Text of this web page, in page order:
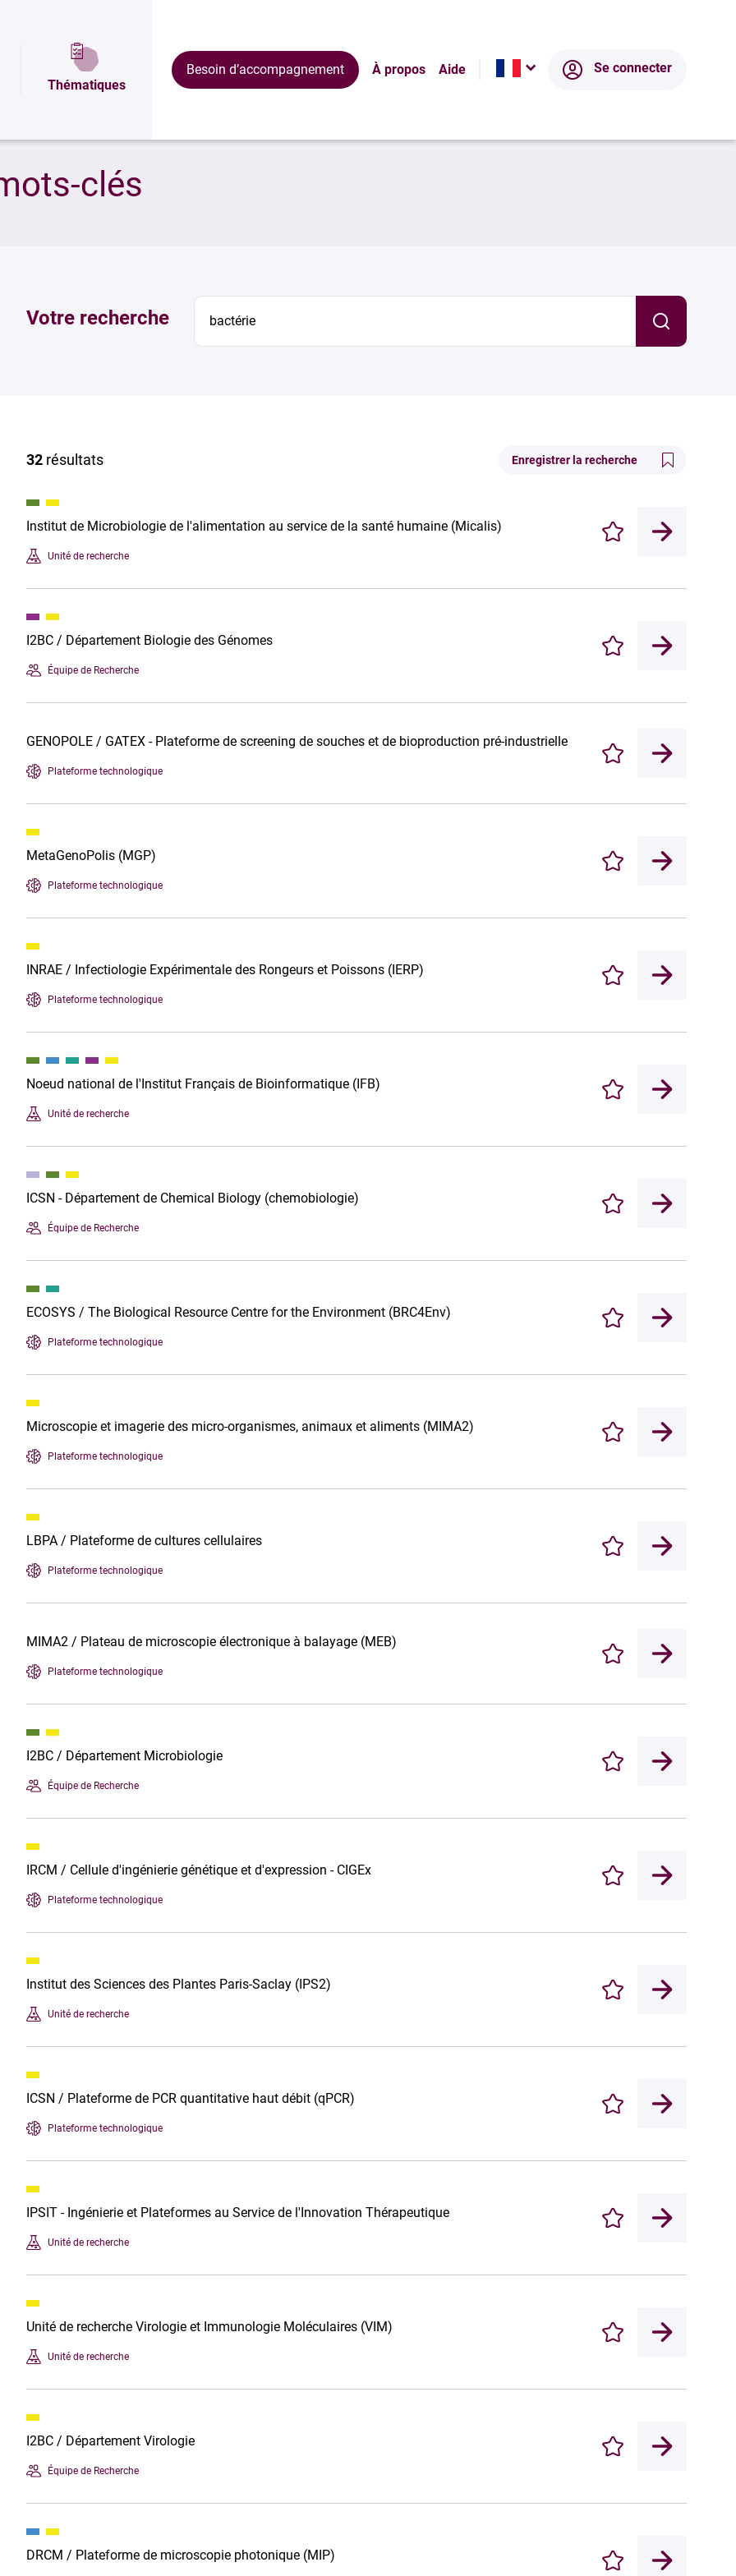
Thématiques
Besoin d’accompagnement À propos Aide Se connecter
clés
Votre recherche
32 résultats Enregistrer la recherche
Institut de Microbiologie de l'alimentation au service de la santé humaine (Micalis)
Unité de recherche
Enregistrer
I2BC / Département Biologie des Génomes
Équipe de Recherche
Enregistrer
GENOPOLE / GATEX - Plateforme de screening de souches et de bioproduction pré-industrielle
Plateforme technologique
Enregistrer
MetaGenoPolis (MGP)
Plateforme technologique
Enregistrer
INRAE / Infectiologie Expérimentale des Rongeurs et Poissons (IERP)
Plateforme technologique
Enregistrer
Noeud national de l'Institut Français de Bioinformatique (IFB)
Unité de recherche
Enregistrer
ICSN - Département de Chemical Biology (chemobiologie)
Équipe de Recherche
Enregistrer
ECOSYS / The Biological Resource Centre for the Environment (BRC4Env)
Plateforme technologique
Enregistrer
Microscopie et imagerie des micro-organismes, animaux et aliments (MIMA2)
Plateforme technologique
Enregistrer
LBPA / Plateforme de cultures cellulaires
Plateforme technologique
Enregistrer
MIMA2 / Plateau de microscopie électronique à balayage (MEB)
Plateforme technologique
Enregistrer
I2BC / Département Microbiologie
Équipe de Recherche
Enregistrer
IRCM / Cellule d'ingénierie génétique et d'expression - CIGEx
Plateforme technologique
Enregistrer
Institut des Sciences des Plantes Paris-Saclay (IPS2)
Unité de recherche
Enregistrer
ICSN / Plateforme de PCR quantitative haut débit (qPCR)
Plateforme technologique
Enregistrer
IPSIT - Ingénierie et Plateformes au Service de l'Innovation Thérapeutique
Unité de recherche
Enregistrer
Unité de recherche Virologie et Immunologie Moléculaires (VIM)
Unité de recherche
Enregistrer
I2BC / Département Virologie
Équipe de Recherche
Enregistrer
DRCM / Plateforme de microscopie photonique (MIP)
Enregistrer